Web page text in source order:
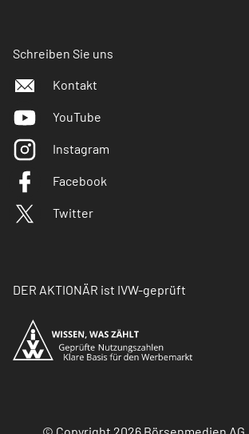
Schreiben Sie uns
Kontakt
YouTube
Instagram
Facebook
Twitter
DER AKTIONÄR ist IVW-geprüft